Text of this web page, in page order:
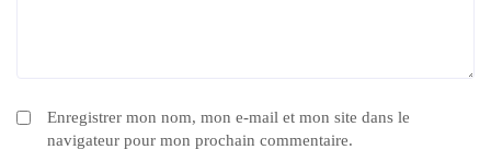
Enregistrer mon nom, mon e-mail et mon site dans le
navigateur pour mon prochain commentaire.